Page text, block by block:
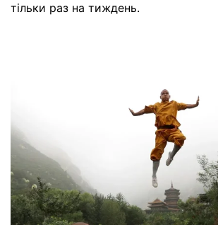
тільки раз на тиждень.